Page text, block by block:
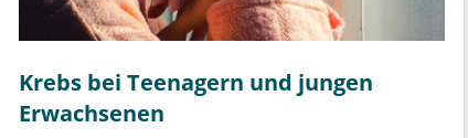
Krebs bei Teenagern und jungen
Erwachsenen